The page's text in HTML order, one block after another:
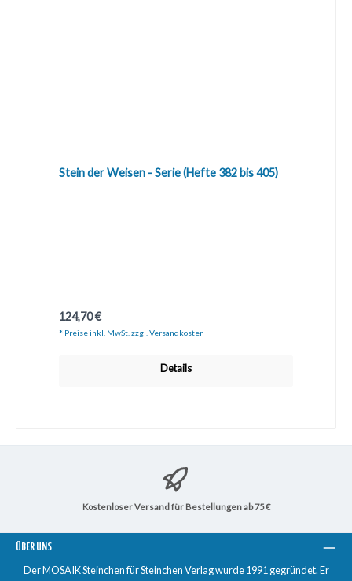
Stein der Weisen - Serie (Hefte 382 bis 405)
Regulärer Preis:
124,70 €
* Preise inkl. MwSt. zzgl. Versandkosten
Details
Kostenloser Versand für Bestellungen ab 75 €
ÜBER UNS
Der MOSAIK Steinchen für Steinchen Verlag wurde 1991 gegründet. Er